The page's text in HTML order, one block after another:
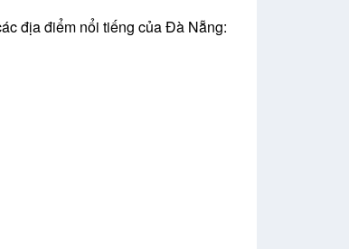
địa điểm nổi tiếng của Đà Nẵng: